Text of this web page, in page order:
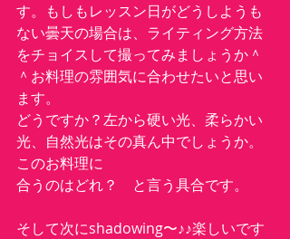
す。もしもレッスン日がどうしようも
ない曇天の場合は、ライティング方法
をチョイスして撮ってみましょうか＾
＾お料理の雰囲気に合わせたいと思い
ます。
どうですか？左から硬い光、柔らかい
光、自然光はその真ん中でしょうか。
このお料理に
合うのはどれ？　と言う具合です。
そして次にshadowing〜♪♪楽しいです